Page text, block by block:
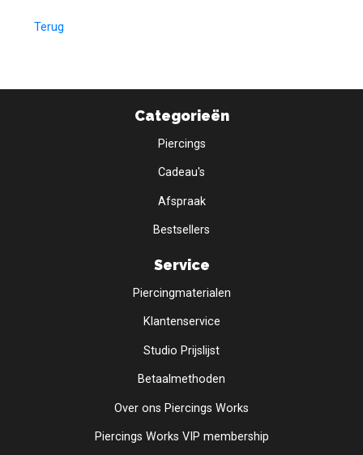
Terug
Categorieën
Piercings
Cadeau's
Afspraak
Bestsellers
Service
Piercingmaterialen
Klantenservice
Studio Prijslijst
Betaalmethoden
Over ons Piercings Works
Piercings Works VIP membership